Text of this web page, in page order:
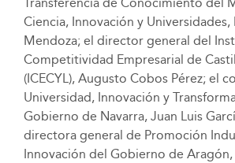
Ciencia, Innovación y Universidades,
Mendoza; el director general del
Competitividad Empresarial de
(ICECYL), Augusto Cobos Pérez; el
Universidad, Innovación y
Gobierno de Navarra, Juan Luis
directora general de Promoción
Innovación del Gobierno de